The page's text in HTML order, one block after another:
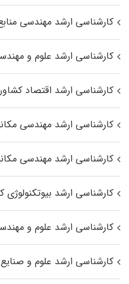
کارشناسی ارشد مهندسی
کارشناسی ارشد علوم و
کارشناسی ارشد اقتصاد
کارشناسی ارشد مهندسی
کارشناسی ارشد مهندسی
کارشناسی ارشد بیوتکنولوژی
کارشناسی ارشد علوم و
کارشناسی ارشد علوم و